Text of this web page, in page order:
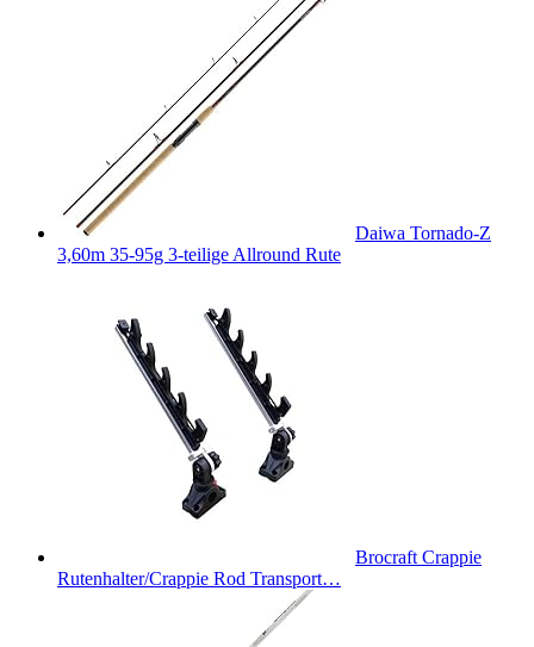
Daiwa Tornado-Z
3,60m 35-95g 3-teilige Allround Rute
Brocraft Crappie
Rutenhalter/Crappie Rod Transport…